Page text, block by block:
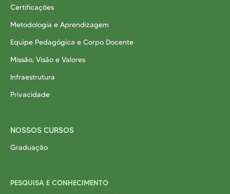
Certificações
Metodologia e Aprendizagem
Equipe Pedagógica e Corpo Docente
Missão, Visão e Valores
Infraestrutura
Privacidade
NOSSOS CURSOS
Graduação
PESQUISA E CONHECIMENTO